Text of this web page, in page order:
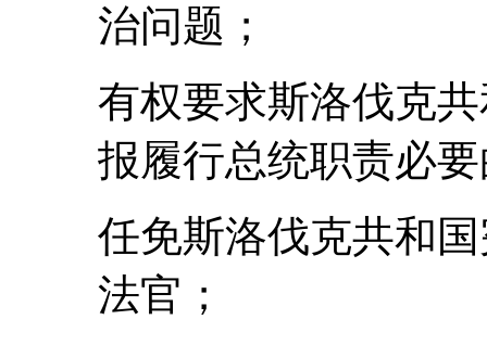
治问题；
有权要求斯洛伐克
报履行总统职责必
任免斯洛伐克共和
法官；